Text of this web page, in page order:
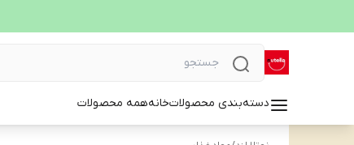
دسته‌بندی محصولاتخانههمه محصولات